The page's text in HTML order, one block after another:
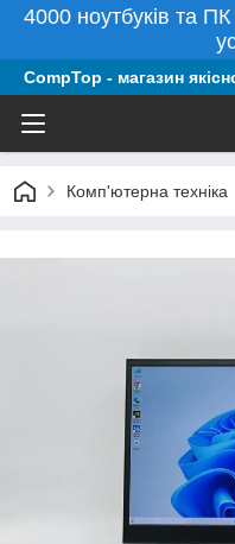
4000 ноутбуків та
CompTop - магазин
Комп'ютерна техніка